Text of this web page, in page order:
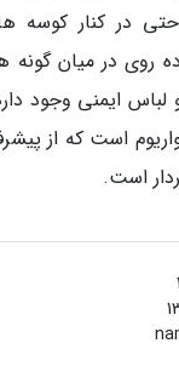
در کنار کوسه
روی در میان
و لباس ایمنی وجود
است که از
است.